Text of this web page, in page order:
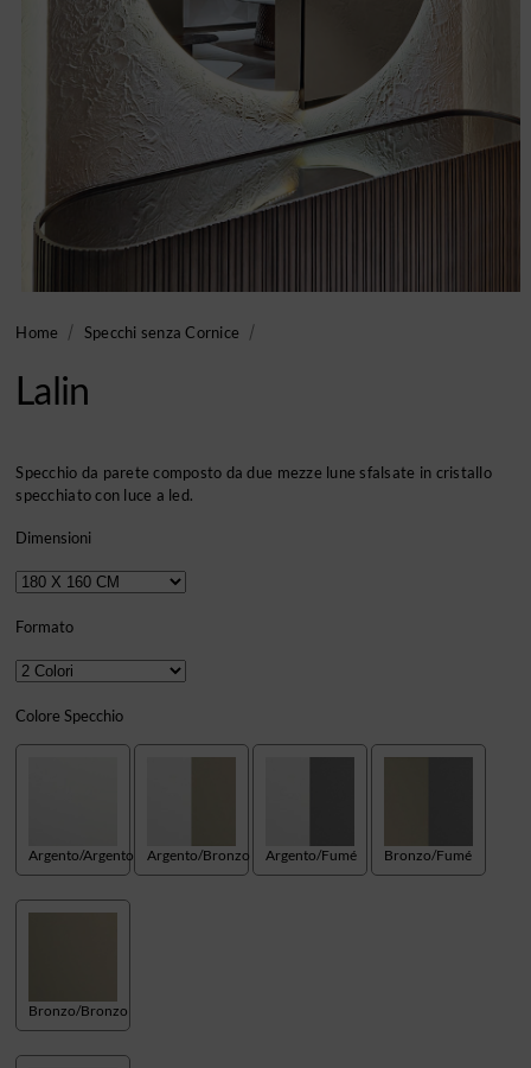
Home Specchi senza Cornice
Lalin
Specchio da parete composto da due mezze lune sfalsate in cristallo
specchiato con luce a led.
Dimensioni
Formato
Colore Specchio
Argento/Argento Argento/Bronzo Argento/Fumé Bronzo/Fumé
Bronzo/Bronzo